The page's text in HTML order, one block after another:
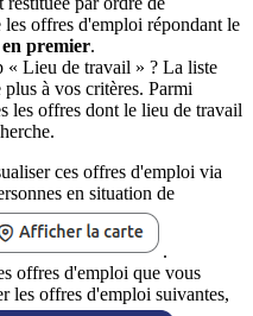
offres d'emploi répondant le
premier.
« Lieu de travail » ? La liste
à vos critères. Parmi
les offres dont le lieu de travail
ces offres d'emploi via
en situation de
.
offres d'emploi que vous
les offres d'emploi suivantes,